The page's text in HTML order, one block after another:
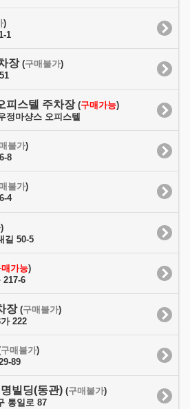
)
1
장 (구매불가)
피스텔 주차장(구매가능)
정마샹스 오피스텔
불가)
8
불가)
4
)
길 50-5
매가능)
217-6
장 (구매불가)
222
구매불가)
89
빌딩(동관) (구매불가)
통일로 87